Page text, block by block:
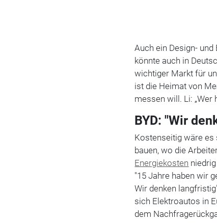
Auch ein Design-
könnte auch in
wichtiger Markt für
ist die Heimat von
messen will. Li:
BYD: "Wir
Kostenseitig wäre es
bauen, wo die
Energiekosten
"15 Jahre haben wir
Wir denken
sich Elektroautos in
dem